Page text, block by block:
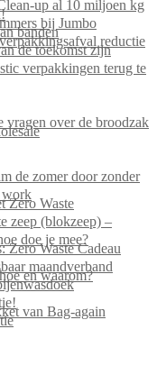
up al 10 miljoen kg
bij Jumbo
banden
reductie
de toekomst zijn
verpakkingen terug te
vragen over de broodzak
de zomer door zonder
work
Zero Waste
zeep (blokzeep) –
doe je mee?
Zero Waste Cadeau
maandverband
en waarom?
van Bag-again